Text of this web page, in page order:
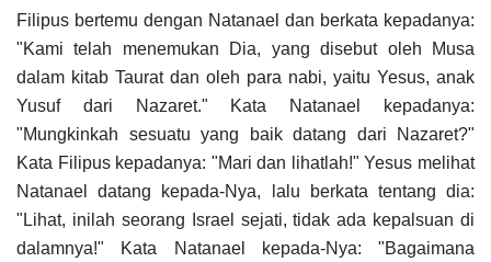
Filipus bertemu dengan Natanael dan berkata kepadanya:
"Kami telah menemukan Dia, yang disebut oleh Musa
dalam kitab Taurat dan oleh para nabi, yaitu Yesus, anak
Yusuf dari Nazaret." Kata Natanael kepadanya:
"Mungkinkah sesuatu yang baik datang dari Nazaret?"
Kata Filipus kepadanya: "Mari dan lihatlah!" Yesus melihat
Natanael datang kepada-Nya, lalu berkata tentang dia:
"Lihat, inilah seorang Israel sejati, tidak ada kepalsuan di
dalamnya!" Kata Natanael kepada-Nya: "Bagaimana